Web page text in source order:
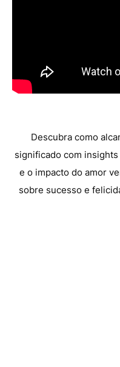
Descubra como
significado com
e o impacto do amor
sobre sucesso e